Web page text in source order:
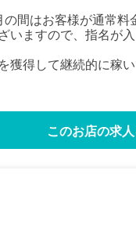
間はお客様が通常料
いますので、指名が
獲得して継続的に稼
このお店の求